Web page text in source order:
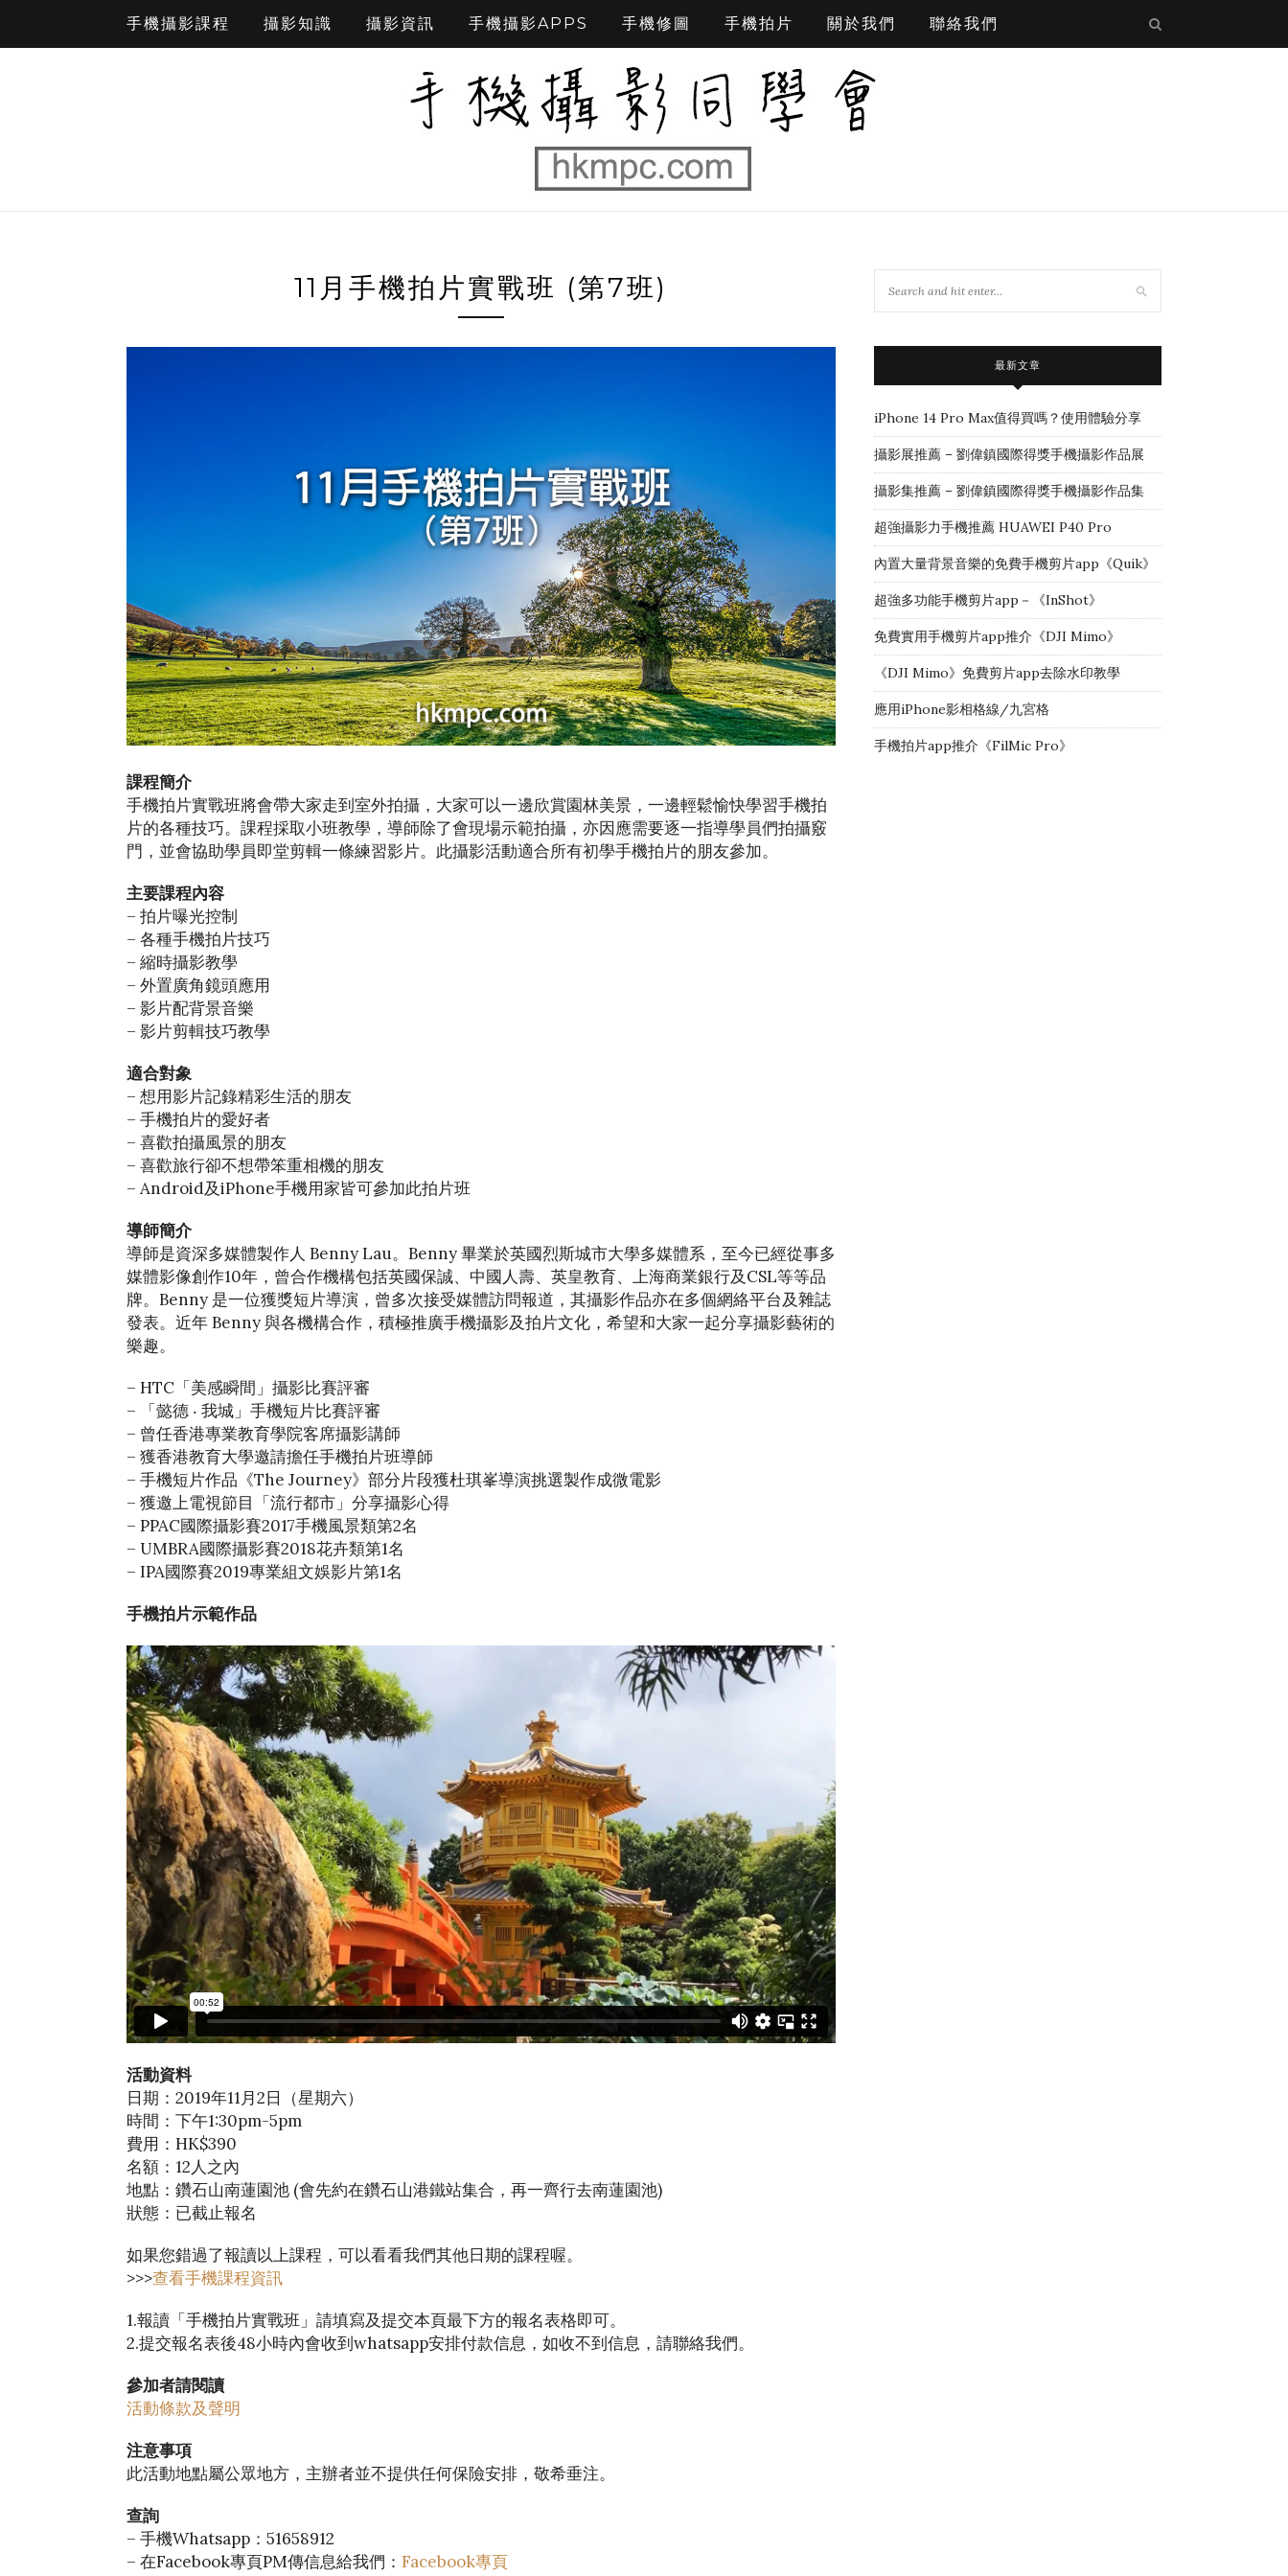
手機攝影課程 攝影知識 攝影資訊 手機攝影APPS 手機修圖 手機拍片 關於我們 聯絡我們
11月手機拍片實戰班 (第7班)
課程簡介
手機拍片實戰班將會帶大家走到室外拍攝，大家可以一邊欣賞園林美景，一邊輕鬆愉快學習手機拍
片的各種技巧。課程採取小班教學，導師除了會現場示範拍攝，亦因應需要逐一指導學員們拍攝竅
門，並會協助學員即堂剪輯一條練習影片。此攝影活動適合所有初學手機拍片的朋友參加。
主要課程內容
– 拍片曝光控制
– 各種手機拍片技巧
– 縮時攝影教學
– 外置廣角鏡頭應用
– 影片配背景音樂
– 影片剪輯技巧教學
適合對象
– 想用影片記錄精彩生活的朋友
– 手機拍片的愛好者
– 喜歡拍攝風景的朋友
– 喜歡旅行卻不想帶笨重相機的朋友
– Android及iPhone手機用家皆可參加此拍片班
導師簡介
導師是資深多媒體製作人 Benny Lau。Benny 畢業於英國烈斯城市大學多媒體系，至今已經從事多
媒體影像創作10年，曾合作機構包括英國保誠、中國人壽、英皇教育、上海商業銀行及CSL等等品
牌。Benny 是一位獲獎短片導演，曾多次接受媒體訪問報道，其攝影作品亦在多個網絡平台及雜誌
發表。近年 Benny 與各機構合作，積極推廣手機攝影及拍片文化，希望和大家一起分享攝影藝術的
樂趣。
– HTC「美感瞬間」攝影比賽評審
– 「懿德 ‧ 我城」手機短片比賽評審
– 曾任香港專業教育學院客席攝影講師
– 獲香港教育大學邀請擔任手機拍片班導師
– 手機短片作品《The Journey》部分片段獲杜琪峯導演挑選製作成微電影
– 獲邀上電視節目「流行都市」分享攝影心得
– PPAC國際攝影賽2017手機風景類第2名
– UMBRA國際攝影賽2018花卉類第1名
– IPA國際賽2019專業組文娛影片第1名
手機拍片示範作品
活動資料
日期：2019年11月2日（星期六）
時間：下午1:30pm-5pm
費用：HK$390
名額：12人之內
地點：鑽石山南蓮園池 (會先約在鑽石山港鐵站集合，再一齊行去南蓮園池)
狀態：已截止報名
如果您錯過了報讀以上課程，可以看看我們其他日期的課程喔。
>>>查看手機課程資訊
1.報讀「手機拍片實戰班」請填寫及提交本頁最下方的報名表格即可。
2.提交報名表後48小時內會收到whatsapp安排付款信息，如收不到信息，請聯絡我們。
參加者請閱讀
活動條款及聲明
注意事項
此活動地點屬公眾地方，主辦者並不提供任何保險安排，敬希垂注。
查詢
– 手機Whatsapp：51658912
– 在Facebook專頁PM傳信息給我們： Facebook專頁
最新文章
iPhone 14 Pro Max值得買嗎？使用體驗分享
攝影展推薦 – 劉偉鎮國際得獎手機攝影作品展
攝影集推薦 – 劉偉鎮國際得獎手機攝影作品集
超強攝影力手機推薦 HUAWEI P40 Pro
內置大量背景音樂的免費手機剪片app《Quik》
超強多功能手機剪片app－《InShot》
免費實用手機剪片app推介《DJI Mimo》
《DJI Mimo》免費剪片app去除水印教學
應用iPhone影相格線/九宮格
手機拍片app推介《FilMic Pro》